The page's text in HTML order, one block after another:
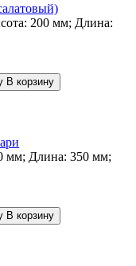
200 мм; Длина:
В корзину
мм; Длина: 350 мм;
В корзину